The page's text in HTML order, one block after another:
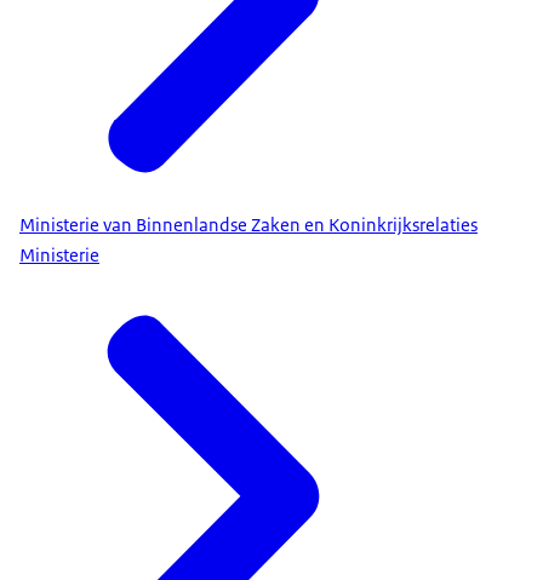
Ministerie van Binnenlandse Zaken en Koninkrijksrelaties
Ministerie